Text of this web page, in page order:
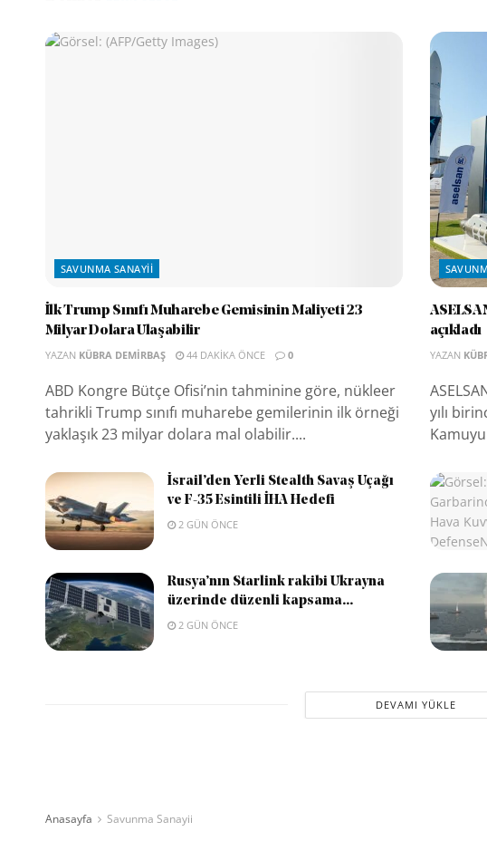
SAVUNMA SANAYII
İlk Trump Sınıfı Muharebe Gemisinin Maliyeti 23
Milyar Dolara Ulaşabilir
YAZAN KÜBRA DEMIRBAŞ 44 DAKIKA ÖNCE 0
ABD Kongre Bütçe Ofisi’nin tahminine göre, nükleer
tahrikli Trump sınıfı muharebe gemilerinin ilk örneği
yaklaşık 23 milyar dolara mal olabilir....
açıkladı
YAZAN
yılı
İsrail’den Yerli Stealth Savaş Uçağı
ve F-35 Esintili İHA Hedefi
2 GÜN ÖNCE
Rusya’nın Starlink rakibi Ukrayna
üzerinde düzenli kapsama...
2 GÜN ÖNCE
DEVAMI YÜKLE
Anasayfa Savunma Sanayii